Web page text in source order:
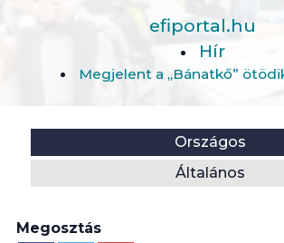
efiportal.hu
Hír
Megjelent a „Bánatkő”
Országos
Általános
Megosztás